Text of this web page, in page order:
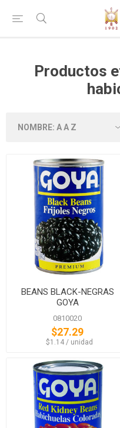
Productos
BEANS BLACK-NEGRAS
GOYA
0810020
$27.29
‏‏‎ ‎‏‏‎ ‎$1.14 / unidad